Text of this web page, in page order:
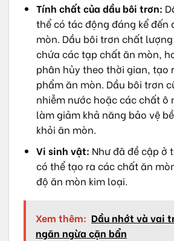
Tính chất của dầu bôi trơn:
thể có tác động đáng kể đến
mòn. Dầu bôi trơn chất
chứa các tạp chất ăn mòn,
phân hủy theo thời gian, tạo
phẩm ăn mòn. Dầu bôi trơn
nhiễm nước hoặc các chất ô
làm giảm khả năng bảo vệ
khỏi ăn mòn.
Vi sinh vật: Như đã đề cập ở
có thể tạo ra các chất ăn
độ ăn mòn kim loại.
Xem thêm: Dầu nhớt và vai
ngăn ngừa cặn bẩn